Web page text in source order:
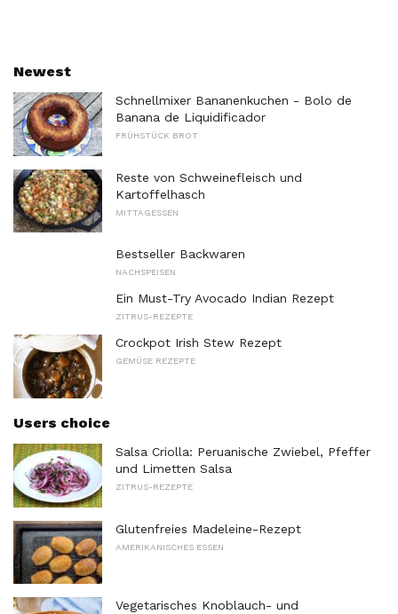
Newest
Schnellmixer Bananenkuchen - Bolo de
Banana de Liquidificador
FRÜHSTÜCK BROT
Reste von Schweinefleisch und
Kartoffelhasch
MITTAGESSEN
Bestseller Backwaren
NACHSPEISEN
Ein Must-Try Avocado Indian Rezept
ZITRUS-REZEPTE
Crockpot Irish Stew Rezept
GEMÜSE REZEPTE
Users choice
Salsa Criolla: Peruanische Zwiebel, Pfeffer
und Limetten Salsa
ZITRUS-REZEPTE
Glutenfreies Madeleine-Rezept
AMERIKANISCHES ESSEN
Vegetarisches Knoblauch- und